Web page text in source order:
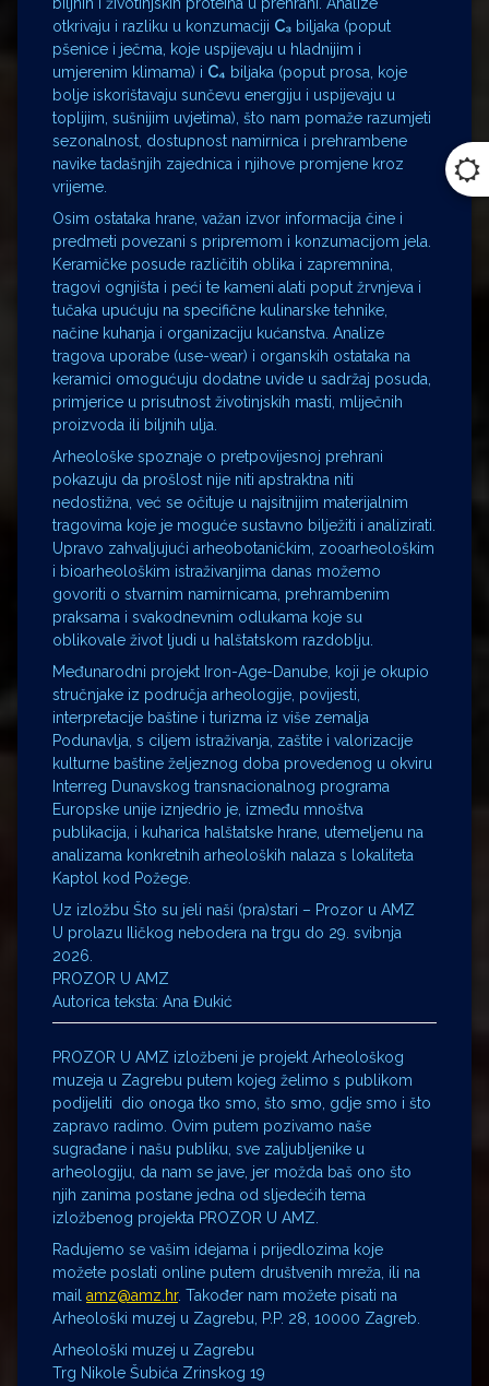
otkrivaju i razliku u konzumaciji C₃ biljaka (poput
pšenice i ječma, koje uspijevaju u hladnijim i
umjerenim klimama) i C₄ biljaka (poput prosa, koje
bolje iskorištavaju sunčevu energiju i uspijevaju u
toplijim, sušnijim uvjetima), što nam pomaže razumjeti
sezonalnost, dostupnost namirnica i prehrambene
navike tadašnjih zajednica i njihove promjene kroz
vrijeme.
Osim ostataka hrane, važan izvor informacija čine i
predmeti povezani s pripremom i konzumacijom jela.
Keramičke posude različitih oblika i zapremnina,
tragovi ognjišta i peći te kameni alati poput žrvnjeva i
tučaka upućuju na specifične kulinarske tehnike,
načine kuhanja i organizaciju kućanstva. Analize
tragova uporabe (use-wear) i organskih ostataka na
keramici omogućuju dodatne uvide u sadržaj posuda,
primjerice u prisutnost životinjskih masti, mliječnih
proizvoda ili biljnih ulja.
Arheološke spoznaje o pretpovijesnoj prehrani
pokazuju da prošlost nije niti apstraktna niti
nedostižna, već se očituje u najsitnijim materijalnim
tragovima koje je moguće sustavno bilježiti i analizirati.
Upravo zahvaljujući arheobotaničkim, zooarheološkim
i bioarheološkim istraživanjima danas možemo
govoriti o stvarnim namirnicama, prehrambenim
praksama i svakodnevnim odlukama koje su
oblikovale život ljudi u halštatskom razdoblju.
Međunarodni projekt Iron-Age-Danube, koji je okupio
stručnjake iz područja arheologije, povijesti,
interpretacije baštine i turizma iz više zemalja
Podunavlja, s ciljem istraživanja, zaštite i valorizacije
kulturne baštine željeznog doba provedenog u okviru
Interreg Dunavskog transnacionalnog programa
Europske unije iznjedrio je, između mnoštva
publikacija, i kuharica halštatske hrane, utemeljenu na
analizama konkretnih arheoloških nalaza s lokaliteta
Kaptol kod Požege.
Uz izložbu Što su jeli naši (pra)stari – Prozor u AMZ
U prolazu Iličkog nebodera na trgu do 29. svibnja
2026.
PROZOR U AMZ
Autorica teksta: Ana Đukić
PROZOR U AMZ izložbeni je projekt Arheološkog
muzeja u Zagrebu putem kojeg želimo s publikom
podijeliti dio onoga tko smo, što smo, gdje smo i što
zapravo radimo. Ovim putem pozivamo naše
sugrađane i našu publiku, sve zaljubljenike u
arheologiju, da nam se jave, jer možda baš ono što
njih zanima postane jedna od sljedećih tema
izložbenog projekta PROZOR U AMZ.
Radujemo se vašim idejama i prijedlozima koje
možete poslati online putem društvenih mreža, ili na
mail amz@amz.hr. Također nam možete pisati na
Arheološki muzej u Zagrebu, P.P. 28, 10000 Zagreb.
Arheološki muzej u Zagrebu
Trg Nikole Šubića Zrinskog 19